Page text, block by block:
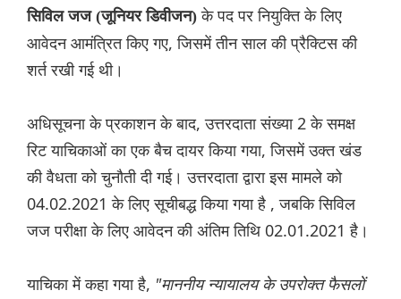
सिविल जज (जूनियर डिवीजन)के पद पर नियुक्ति के लिए
आवेदन आमंत्रित किए गए, जिसमें तीन साल की प्रैक्टिस की
शर्त रखी गई थी।
अधिसूचना के प्रकाशन के बाद, उत्तरदाता संख्या 2 के समक्ष
रिट याचिकाओं का एक बैच दायर किया गया, जिसमें उक्त खंड
की वैधता को चुनौती दी गई। उत्तरदाता द्वारा इस मामले को
04.02.2021 के लिए सूचीबद्ध किया गया है , जबकि सिविल
जज परीक्षा के लिए आवेदन की अंतिम तिथि 02.01.2021 है।
याचिका में कहा गया है, "माननीय न्यायालय के उपरोक्त फैसलों